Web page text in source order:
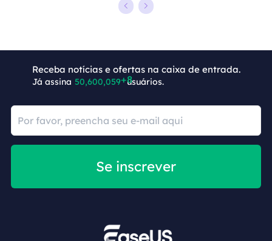
Receba notícias e ofertas na caixa de entrada.
Já assina 50,600,067 usuários.
Se inscrever